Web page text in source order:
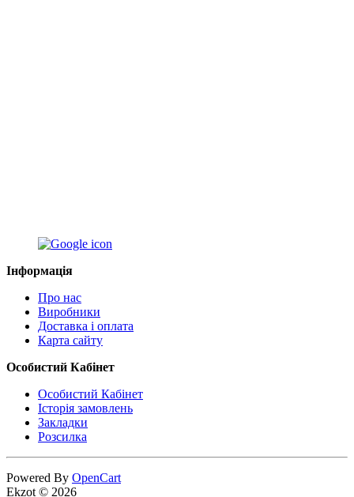
Інформація
Про нас
Виробники
Доставка і оплата
Карта сайту
Особистий Кабінет
Особистий Кабінет
Історія замовлень
Закладки
Розсилка
Powered By OpenCart
Ekzot © 2026